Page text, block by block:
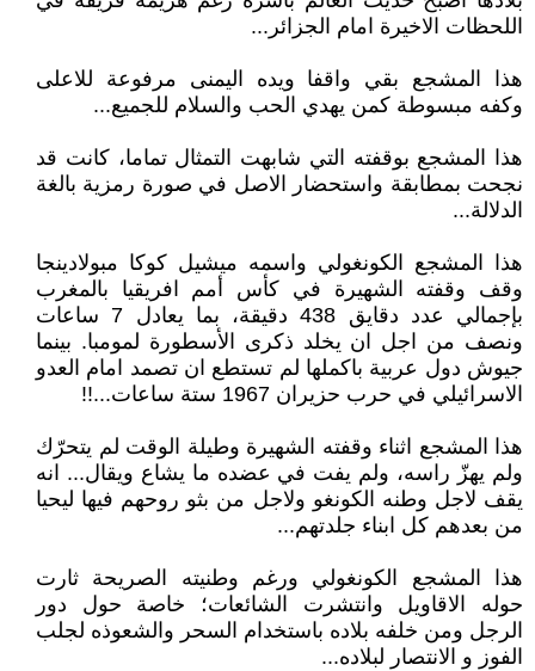
اللحظات الاخيرة امام الجزائر...
هذا المشجع بقي واقفا ويده اليمنى مرفوعة للاعلى
وكفه مبسوطة كمن يهدي الحب والسلام للجميع...
هذا المشجع بوقفته التي شابهت التمثال تماما، كانت قد
نجحت بمطابقة واستحضار الاصل في صورة رمزية بالغة
الدلالة...
هذا المشجع الكونغولي واسمه ميشيل كوكا مبولادينجا
وقف وقفته الشهيرة في كأس أمم افريقيا بالمغرب
بإجمالي عدد دقايق 438 دقيقة، بما يعادل 7 ساعات
ونصف من اجل ان يخلد ذكرى الأسطورة لمومبا. بينما
جيوش دول عربية باكملها لم تستطع ان تصمد امام العدو
الاسرائيلي في حرب حزيران 1967 ستة ساعات...!!
هذا المشجع اثناء وقفته الشهيرة وطيلة الوقت لم يتحرّك
ولم يهزّ راسه، ولم يفت في عضده ما يشاع ويقال... انه
يقف لاجل وطنه الكونغو ولاجل من بثو روحهم فيها ليحيا
من بعدهم كل ابناء جلدتهم...
هذا المشجع الكونغولي ورغم وطنيته الصريحة ثارت
حوله الاقاويل وانتشرت الشائعات؛ خاصة حول دور
الرجل ومن خلفه بلاده باستخدام السحر والشعوذه لجلب
الفوز و الانتصار لبلاده...